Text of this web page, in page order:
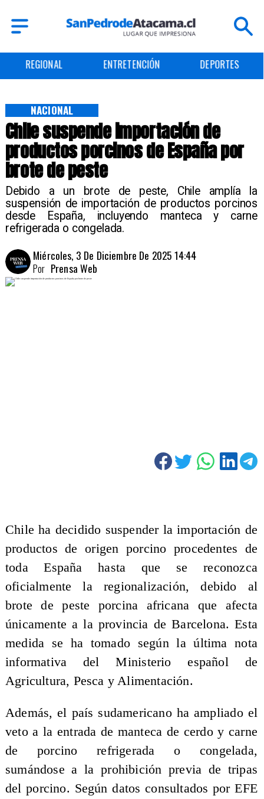
REGIONAL ENTRETENCIÓN DEPORTES
Chile suspende importación de
productos porcinos de España por
brote de peste
Debido a un brote de peste, Chile amplía la
suspensión de importación de productos porcinos
desde España, incluyendo manteca y carne
refrigerada o congelada.
NACIONAL
Miércoles, 3 De Diciembre De 2025 14:44
Prensa Web
Por
Chile ha decidido suspender la importación de
productos de origen porcino procedentes de
toda España hasta que se reconozca
oficialmente la regionalización, debido al
brote de peste porcina africana que afecta
únicamente a la provincia de Barcelona. Esta
medida se ha tomado según la última nota
informativa del Ministerio español de
Agricultura, Pesca y Alimentación.
Además, el país sudamericano ha ampliado el
veto a la entrada de manteca de cerdo y carne
de porcino refrigerada o congelada,
sumándose a la prohibición previa de tripas
del porcino. Según datos consultados por EFE